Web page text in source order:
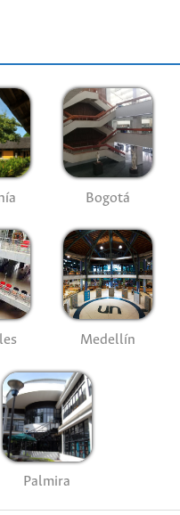
Bogotá
Medellín
Palmira